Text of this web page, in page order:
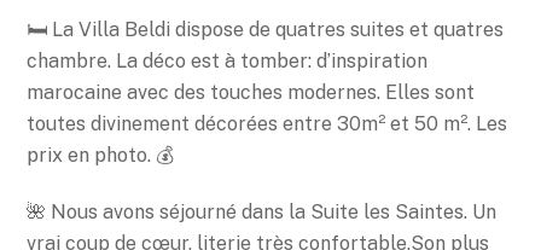
🛏 La Villa Beldi dispose de quatres suites et quatres
chambre. La déco est à tomber: d’inspiration
marocaine avec des touches modernes. Elles sont
toutes divinement décorées entre 30m² et 50 m². Les
prix en photo. 💰
🌺 Nous avons séjourné dans la Suite les Saintes. Un
vrai coup de cœur, literie très confortable.Son plus